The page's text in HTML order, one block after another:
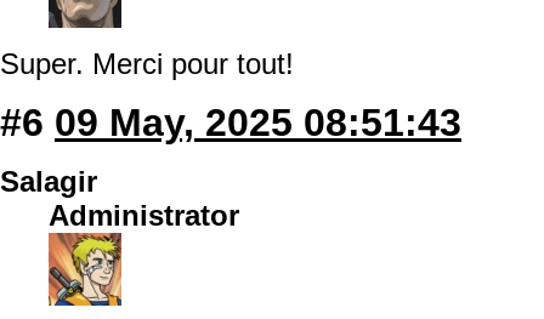
Super. Merci pour tout!
#6 09 May, 2025 08:51:43
Salagir
Administrator